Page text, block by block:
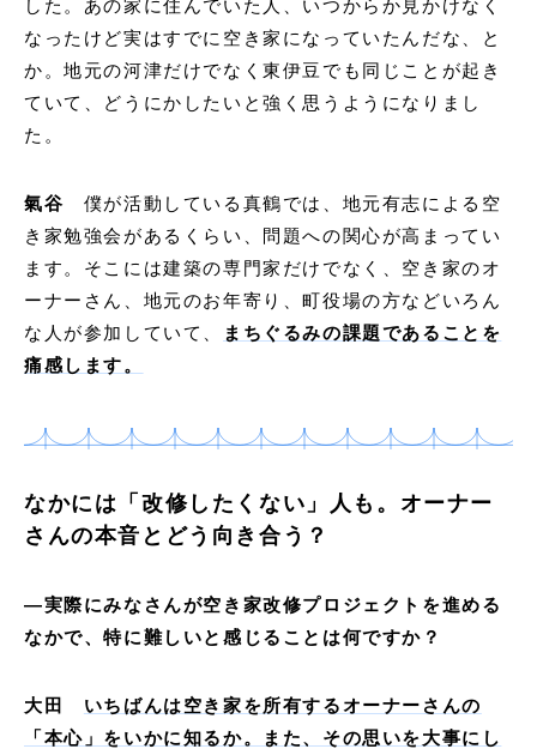
した。あの家に住んでいた人、いつからか見かけなく
なったけど実はすでに空き家になっていたんだな、と
か。地元の河津だけでなく東伊豆でも同じことが起き
ていて、どうにかしたいと強く思うようになりまし
た。
氣谷
僕が活動している真鶴では、地元有志による空
き家勉強会があるくらい、問題への関心が高まってい
ます。そこには建築の専門家だけでなく、空き家のオ
ーナーさん、地元のお年寄り、町役場の方などいろん
な人が参加していて、
まちぐるみの課題であることを
痛感します。
なかには「改修したくない」人も。オーナー
さんの本音とどう向き合う？
―実際にみなさんが空き家改修プロジェクトを進める
なかで、特に難しいと感じることは何ですか？
大田
いちばんは空き家を所有するオーナーさんの
「本心」をいかに知るか。また、その思いを大事にし